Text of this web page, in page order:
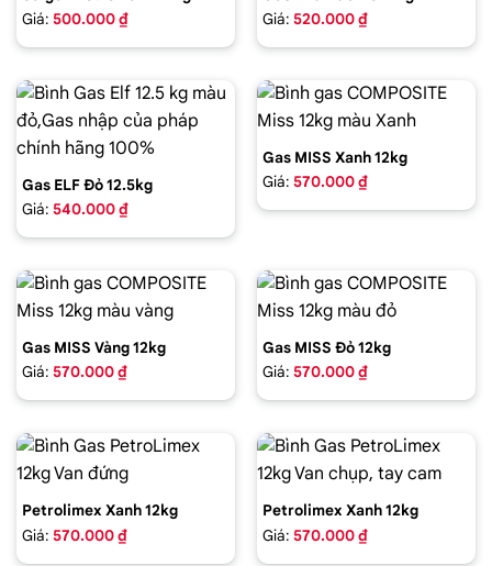
Giá: 500.000 ₫
Giá: 520.000 ₫
Gas ELF Đỏ 12.5kg
Giá: 540.000 ₫
Gas MISS Xanh 12kg
Giá: 570.000 ₫
Gas MISS Vàng 12kg
Giá: 570.000 ₫
Gas MISS Đỏ 12kg
Giá: 570.000 ₫
Petrolimex Xanh 12kg
Giá: 570.000 ₫
Petrolimex Xanh 12kg
Giá: 570.000 ₫